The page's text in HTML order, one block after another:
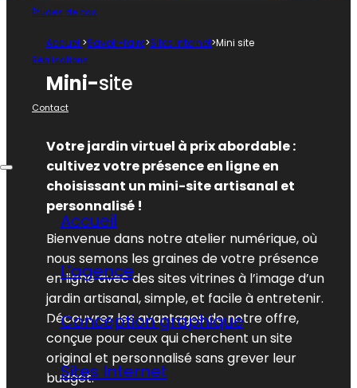
Études de cas
Réalisations
Contact
Accueil
L’agence
Conception graphique
Sites Internet
Accueil>Savoir-faire>Sites Internet>Mini site
Mini-site
Votre jardin virtuel à prix abordable :
cultivez votre présence en ligne en
choisissant un mini-site artisanal et
personnalisé !
Bienvenue dans notre atelier numérique, où
nous semons les graines de votre présence
en ligne avec des sites vitrines à l’image d’un
jardin artisanal, simple, et facile à entretenir.
Découvrez les avantages de notre offre,
conçue pour ceux qui cherchent un site
original et personnalisé sans grever leur
budget.